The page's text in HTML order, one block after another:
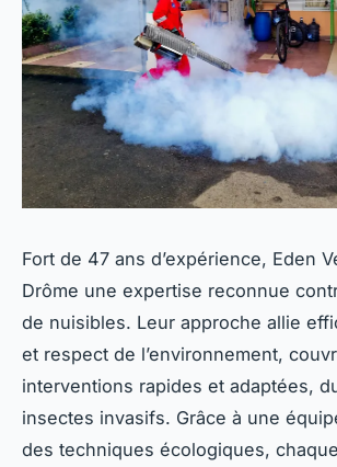
Fort de 47 ans d’expérience, Eden
Drôme une expertise reconnue
de nuisibles. Leur approche allie
et respect de l’environnement,
interventions rapides et adaptées,
insectes invasifs. Grâce à une
des techniques écologiques,